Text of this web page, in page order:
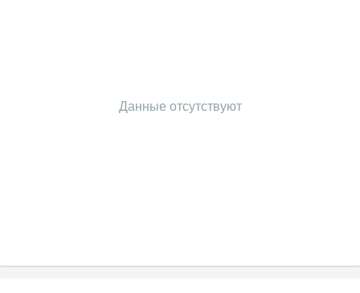
Данные отсутствуют